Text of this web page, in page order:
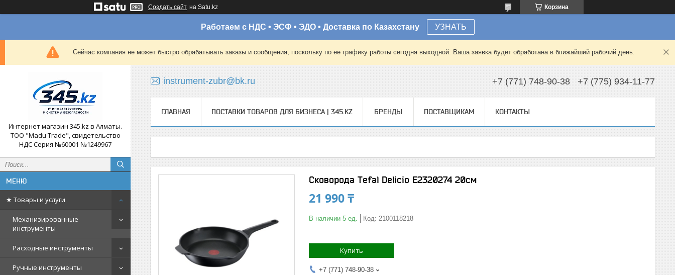
Создать сайт на Satu.kz Корзина
Работаем с НДС • ЭСФ • ЭДО • Доставка по Казахстану УЗНАТЬ
Сейчас компания не может быстро обрабатывать заказы и сообщения, поскольку по ее графику работы сегодня выходной. Ваша заявка будет обработана в ближайший рабочий день.
Интернет магазин 345.kz в Алматы.
ТОО "Madu Trade", свидетельство
НДС Серия №60001 №1249967
★ Товары и услуги
Механизированные
инструменты
Расходные инструменты
Ручные инструменты
instrument-zubr@bk.ru +7 (771) 748-90-38 +7 (775) 934-11-77
ГЛАВНАЯ ПОСТАВКИ ТОВАРОВ ДЛЯ БИЗНЕСА | 345.KZ БРЕНДЫ ПОСТАВЩИКАМ КОНТАКТЫ
Сковорода Tefal Delicio E2320274 20см
21 990 ₸
В наличии 5 ед. Код: 2100118218
Купить
+7 (771) 748-90-38